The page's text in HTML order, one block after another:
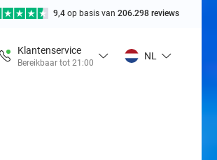
9,4 op basis van 206.298 reviews
Klantenservice
Bereikbaar tot 21:00
NL